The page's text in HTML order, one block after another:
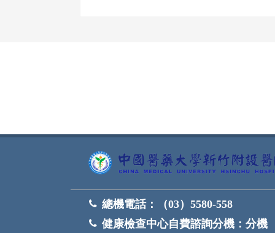
總機電話：
（03）5580-558
健康檢查中心自費諮詢分機： 分機